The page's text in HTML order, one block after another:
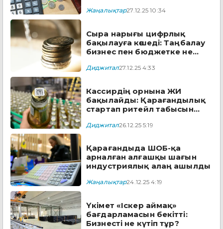
Жаңалықтар27.12.25 10:34
Сыра нарығы цифрлық
бақылауға көшеді: Таңбалау
бизнес пен бюджетке не
Диджитал27.12.25 4:33
Кассирдің орнына ЖИ
бақылайды: Қарағандылық
стартап ритейл табысын
Диджитал26.12.25 5:19
Қарағандыда ШОБ-қа
арналған алғашқы шағын
индустриялық алаң ашылды
Жаңалықтар24.12.25 4:19
Үкімет «Іскер аймақ»
бағдарламасын бекітті:
Бизнесті не күтіп тұр?